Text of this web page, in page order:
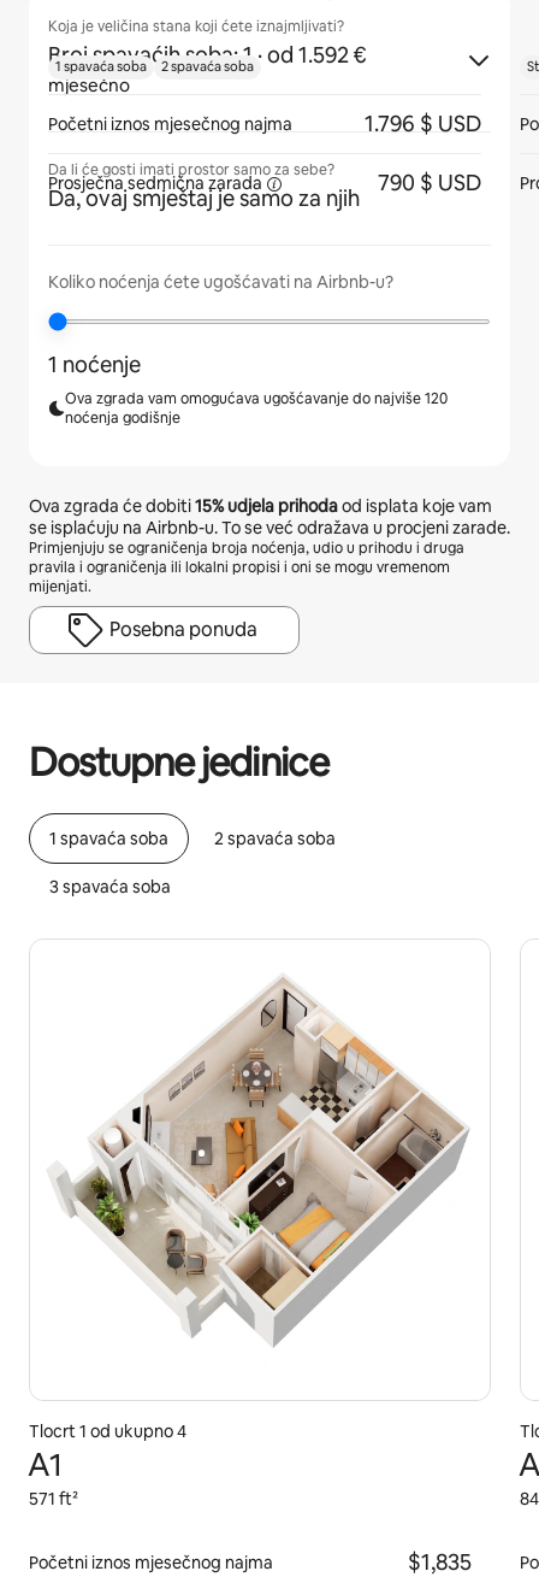
Koja je veličina stana koji ćete iznajmljivati?
Broj spavaćih soba: 1 · od 1.592 €
mjesečno
Da li će gosti imati prostor samo za sebe?
Da, ovaj smještaj je samo za njih
Koliko noćenja ćete ugošćavati na Airbnb-u?
1 noćenje
Ova zgrada vam omogućava ugošćavanje do najviše 120
noćenja godišnje
Ova zgrada će dobiti15%udjela prihodaod isplata koje vam
se isplaćuju na Airbnb-u. To se već odražava u procjeni zarade.
Primjenjuju se ograničenja broja noćenja, udio u prihodu i druga
pravila i ograničenja ili lokalni propisi i oni se mogu vremenom
mijenjati.
Posebna ponuda
Dostupne jedinice
1 spavaća soba 2 spavaća soba
3 spavaća soba
Tlocrt 1 od ukupno 4
A1
571 ft²
Početni iznos mjesečnog najma $1,835
1 spavaća soba 2 spavaća soba
Početni iznos mjesečnog najma 1.796 $ USD
Prosječna sedmična zarada 790 $ USD